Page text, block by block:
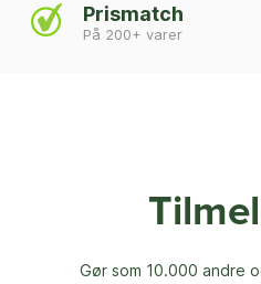
Prismatch
På 200+ varer
Gør som 10.000 andre